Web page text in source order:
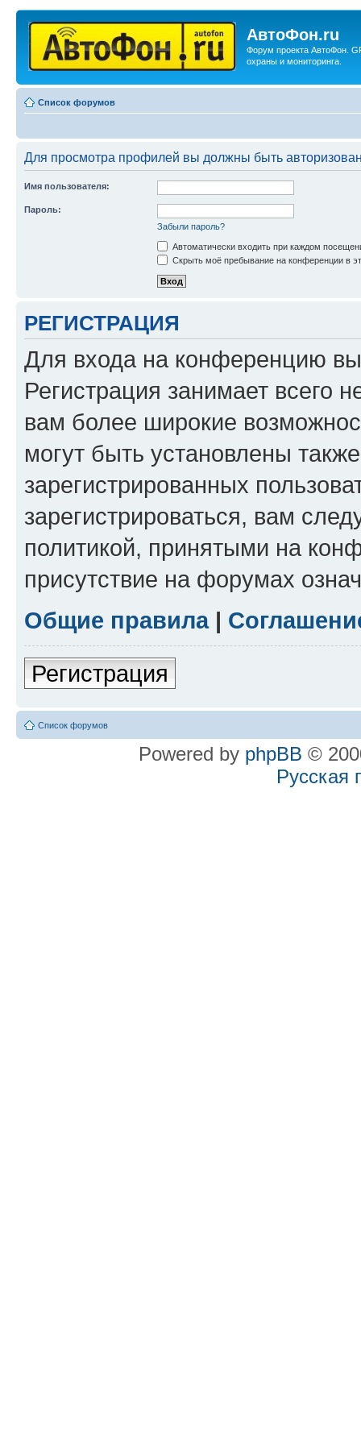
АвтоФон.ru
Форум проекта АвтоФон.
охраны и мониторинга.
Список форумов
Для просмотра профилей вы должны быть
Имя пользователя:
Пароль:
Забыли пароль?
Автоматически входить при каждом
Скрыть моё пребывание на конференции в
РЕГИСТРАЦИЯ
Для входа на конференцию
Регистрация занимает всего
вам более широкие
могут быть установлены
зарегистрированных
зарегистрироваться, вам
политикой, принятыми на
присутствие на форумах
Общие правила|
Регистрация
Список форумов
Powered by phpBB ©
Русская